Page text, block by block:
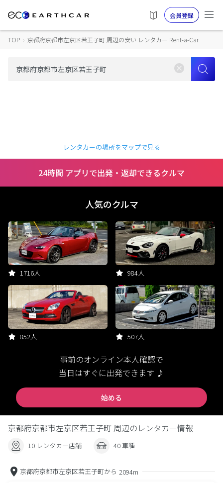
会員登録
TOP › 京都府京都市左京区若王子町 周辺の安い レンタカー Rent-a-Car
レンタカーの場所をマップで見る
24時間 アプリで出発・返却できるクルマ
人気のクルマ
1716人 984人
852人 507人
事前のオンライン本人確認で
当日はすぐに出発できます ♪
始める
京都府京都市左京区若王子町 周辺のレンタカー情報
10 レンタカー店舗 40 車種
京都府京都市左京区若王子町から 2094m